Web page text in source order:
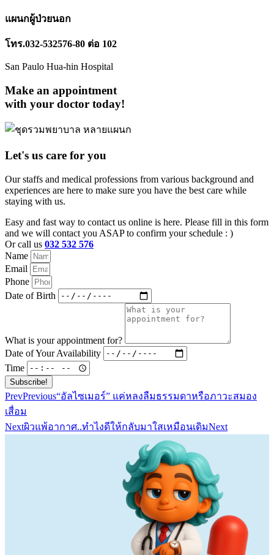
แผนกผู้ป่วยนอก
โทร.032-532576-80 ต่อ 102
San Paulo Hua-hin Hospital
Make an appointment
with your doctor today!
Let's us care for you
Our staffs and medical professions from various background and
experiences are here to make sure you have the best care while
staying with us.
Easy and fast way to contact us online is here. Please fill in this form
and we will contact you ASAP to confirm your schedule : )
Or call us 032 532 576
Name
Email
Phone
Date of Birth
What is your appointment for?
Date of Your Availability
Time
Subscribe!
PrevPrevious“อัลไซเมอร์” แค่หลงลืมธรรมดาหรือภาวะสมอง
เสื่อม
Nextผิวแพ้อากาศ..ทำไงดีให้กลับมาใสเหมือนเดิมNext